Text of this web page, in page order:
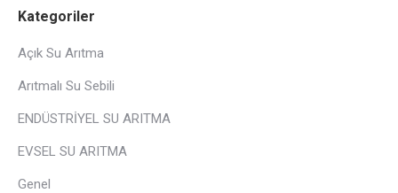
Kategoriler
Açık Su Arıtma
Arıtmalı Su Sebili
ENDÜSTRİYEL SU ARITMA
EVSEL SU ARITMA
Genel